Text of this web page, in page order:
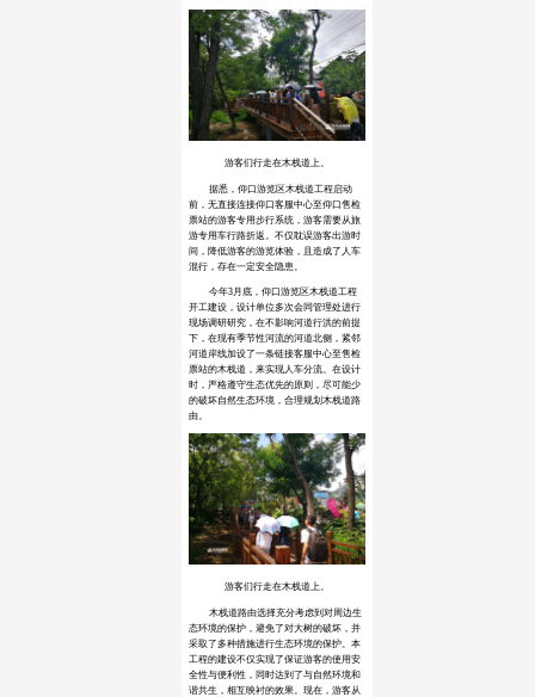
游客们行走在木栈道上。
据悉，仰口游览区木栈道工程启动
前，无直接连接仰口客服中心至仰口售检
票站的游客专用步行系统，游客需要从旅
游专用车行路折返。不仅耽误游客出游时
间，降低游客的游览体验，且造成了人车
混行，存在一定安全隐患。
今年3月底，仰口游览区木栈道工程
开工建设，设计单位多次会同管理处进行
现场调研研究，在不影响河道行洪的前提
下，在现有季节性河流的河道北侧，紧邻
河道岸线加设了一条链接客服中心至售检
票站的木栈道，来实现人车分流。在设计
时，严格遵守生态优先的原则，尽可能少
的破坏自然生态环境，合理规划木栈道路
由。
游客们行走在木栈道上。
木栈道路由选择充分考虑到对周边生
态环境的保护，避免了对大树的破坏，并
采取了多种措施进行生态环境的保护。本
工程的建设不仅实现了保证游客的使用安
全性与便利性，同时达到了与自然环境和
谐共生，相互映衬的效果。现在，游客从